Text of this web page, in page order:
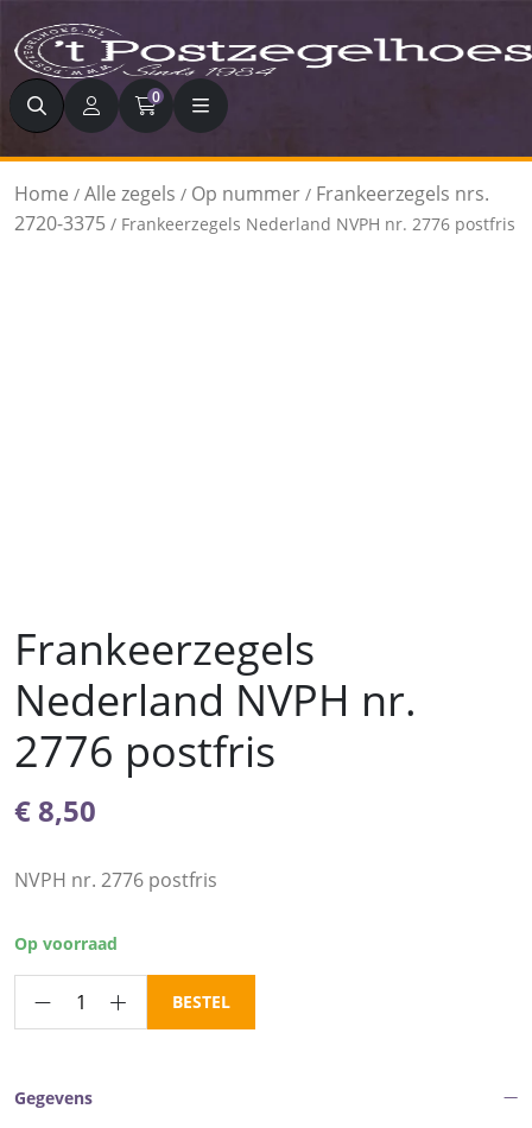
Zoeken 0
Home / Alle zegels / Op nummer / Frankeerzegels nrs.
2720-3375 / Frankeerzegels Nederland NVPH nr. 2776 postfris
Frankeerzegels
Nederland NVPH nr.
2776 postfris
€ 8,50
NVPH nr. 2776 postfris
Op voorraad
Frankeerzegels
Nederland
BESTEL
Gegevens